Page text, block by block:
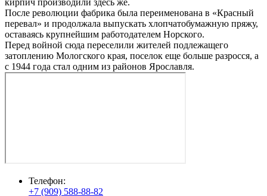
кирпич производили здесь же.
После революции фабрика была переименована в «Красный
перевал» и продолжала выпускать хлопчатобумажную пряжу,
оставаясь крупнейшим работодателем Норского.
Перед войной сюда переселили жителей подлежащего
затоплению Мологского края, поселок еще больше разросся, а
с 1944 года стал одним из районов Ярославля.
Телефон:
+7 (909) 588-88-82